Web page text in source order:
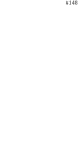
#148